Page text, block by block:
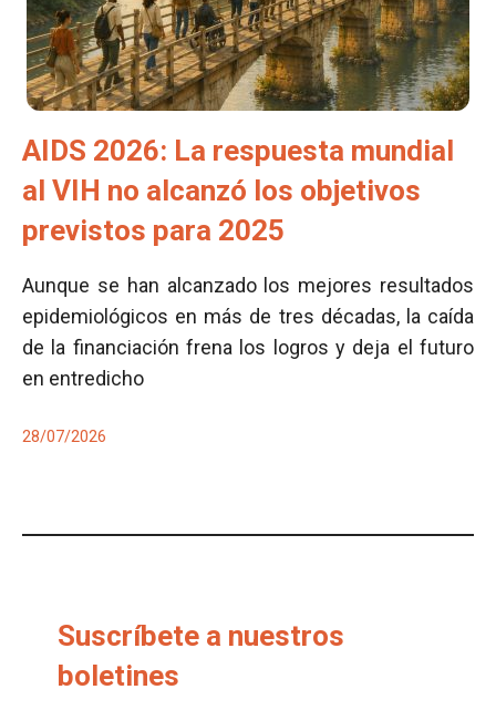
AIDS 2026: La respuesta mundial
al VIH no alcanzó los objetivos
previstos para 2025
Aunque se han alcanzado los mejores resultados
epidemiológicos en más de tres décadas, la caída
de la financiación frena los logros y deja el futuro
en entredicho
28/07/2026
Suscríbete a nuestros
boletines